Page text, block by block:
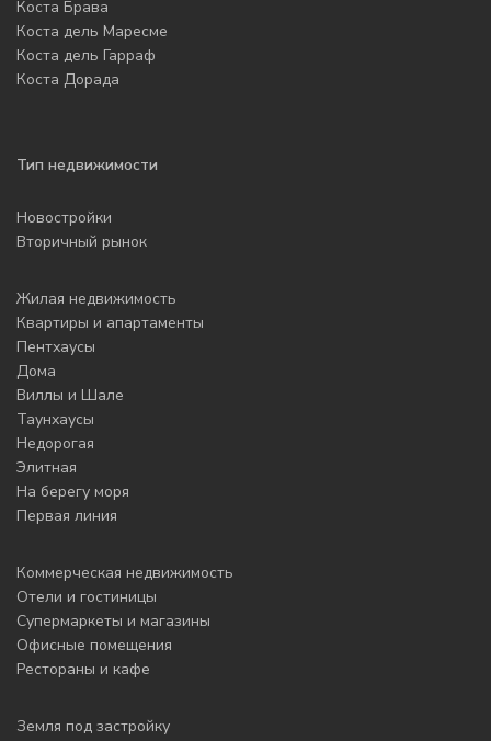
Коста Брава
Коста дель Маресме
Коста дель Гарраф
Коста Дорада
Тип недвижимости
Новостройки
Вторичный рынок
Жилая недвижимость
Квартиры и апартаменты
Пентхаусы
Дома
Виллы и Шале
Таунхаусы
Недорогая
Элитная
На берегу моря
Первая линия
Коммерческая недвижимость
Отели и гостиницы
Супермаркеты и магазины
Офисные помещения
Рестораны и кафе
Земля под застройку